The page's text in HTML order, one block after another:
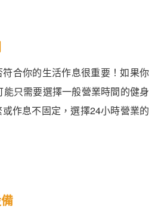
合你的生活作息很重要！如果你
只需要選擇一般營業時間的健身
作息不固定，選擇24小時營業的